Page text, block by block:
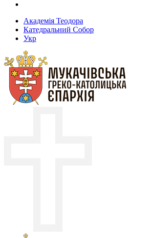
Академія Теодора
Катедральний Собор
Укр